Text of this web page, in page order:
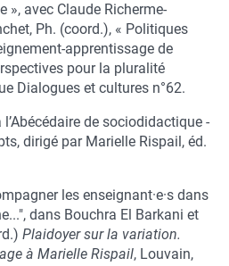
», avec Claude Richerme-
Ph. (coord.), « Politiques
apprentissage de
pour la pluralité
Dialogues et cultures n°62.
de sociodidactique -
dirigé par Marielle Rispail, éd.
les enseignant·e·s dans
dans Bouchra El Barkani et
Plaidoyer sur la variation.
à Marielle Rispail, Louvain,